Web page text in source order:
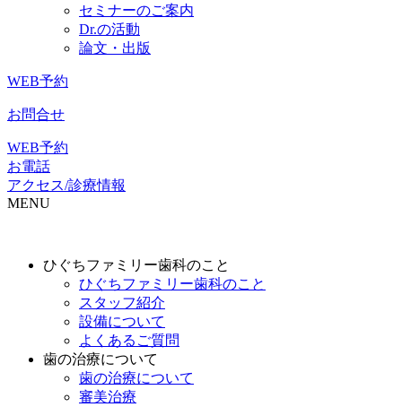
セミナーのご案内
Dr.の活動
論文・出版
WEB予約
お問合せ
WEB予約
お電話
アクセス/診療情報
MENU
ひぐちファミリー歯科のこと
ひぐちファミリー歯科のこと
スタッフ紹介
設備について
よくあるご質問
歯の治療について
歯の治療について
審美治療